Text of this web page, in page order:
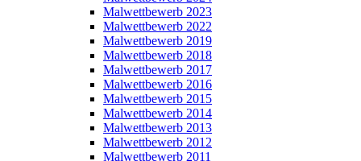
Malwettbewerb 2023
Malwettbewerb 2022
Malwettbewerb 2019
Malwettbewerb 2018
Malwettbewerb 2017
Malwettbewerb 2016
Malwettbewerb 2015
Malwettbewerb 2014
Malwettbewerb 2013
Malwettbewerb 2012
Malwettbewerb 2011